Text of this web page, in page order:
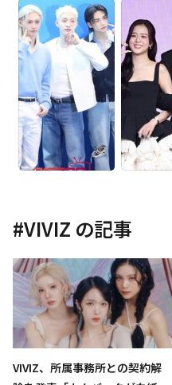
#VIVIZ の記事
VIVIZ、所属事務所との契約解